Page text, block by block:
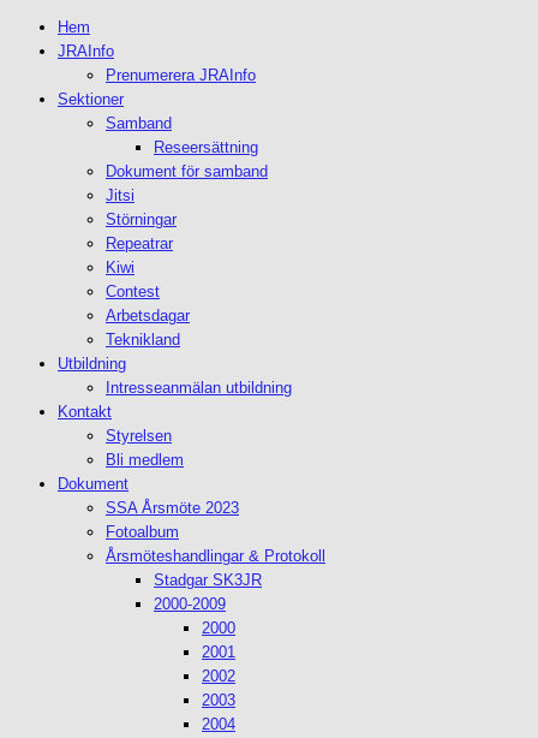
Hem
JRAInfo
Prenumerera JRAInfo
Sektioner
Samband
Reseersättning
Dokument för samband
Jitsi
Störningar
Repeatrar
Kiwi
Contest
Arbetsdagar
Teknikland
Utbildning
Intresseanmälan utbildning
Kontakt
Styrelsen
Bli medlem
Dokument
SSA Årsmöte 2023
Fotoalbum
Årsmöteshandlingar & Protokoll
Stadgar SK3JR
2000-2009
2000
2001
2002
2003
2004